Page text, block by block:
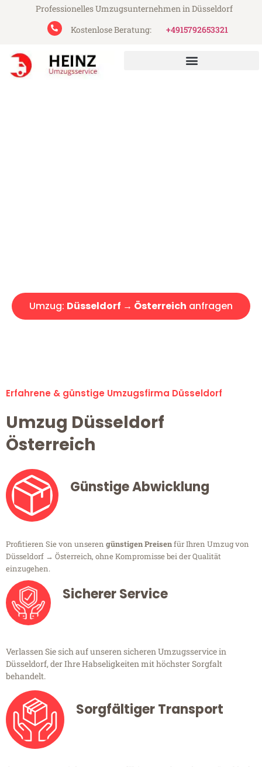
Professionelles Umzugsunternehmen in Düsseldorf
Kostenlose Beratung:
+4915792653321
Umzug: Düsseldorf → Österreich anfragen
Erfahrene & günstige Umzugsfirma Düsseldorf
Umzug Düsseldorf
Österreich
Günstige Abwicklung
Profitieren Sie von unseren günstigen Preisenfür Ihren Umzug von
Düsseldorf → Österreich, ohne Kompromisse bei der Qualität
einzugehen.
Sicherer Service
Verlassen Sie sich auf unseren sicheren Umzugsservice in
Düsseldorf, der Ihre Habseligkeiten mit höchster Sorgfalt
behandelt.
Sorgfältiger Transport